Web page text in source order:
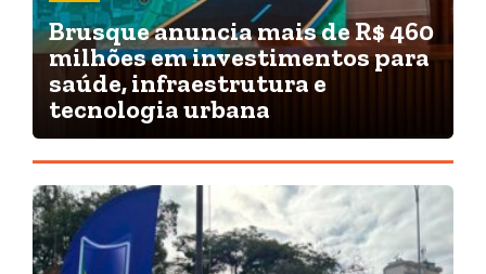
Brusque anuncia mais de R$ 460
milhões em investimentos para
saúde, infraestrutura e
tecnologia urbana